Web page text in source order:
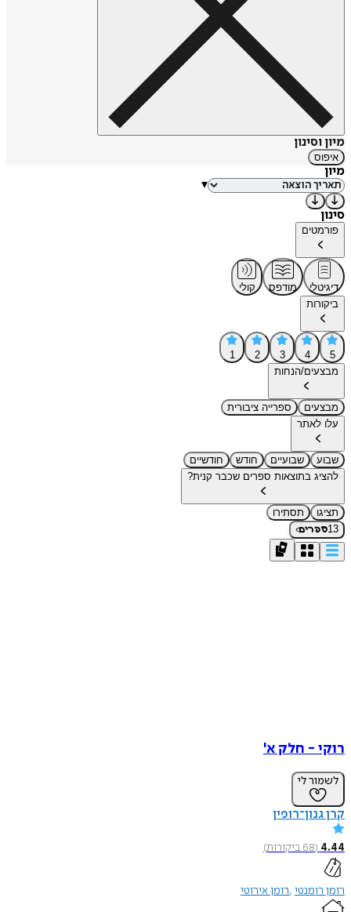
מיון וסינון
איפוס
מיון
▾
סינון
פורמטים
דיגיטלי מודפס
קולי
ביקורות
5
4
3
2
1
מבצעים/הנחות
מבצעים
ספרייה ציבורית
עלו לאתר
שבוע שבועיים חודש
חודשיים
להציג בתוצאות ספרים שכבר קנית?
תציגו
תסתירו
13ספרים›
רוקי - חלק א'
לשמור לי
קרן גנון־רופין
4.44
(
68ביקורות)
רומן רומנטי רומן אירוטי